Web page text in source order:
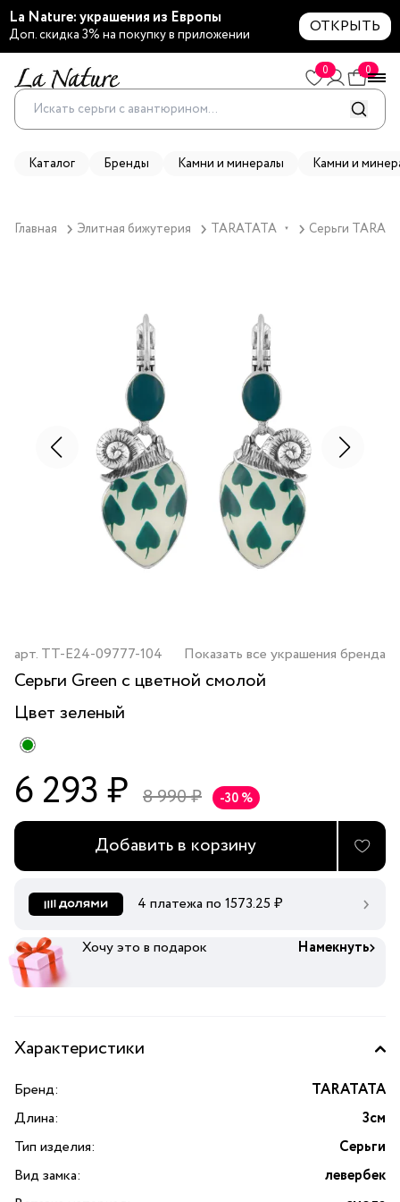
La Nature: украшения из Европы
Доп. скидка 3% на покупку в приложении ОТКРЫТЬ
0 0
Каталог Бренды Камни и минералы Камни и
Главная Элитная бижутерия TARATATA ▼ Серьги
арт. TT-E24-09777-104 Показать все украшения бренда
Серьги Green с цветной смолой
Цвет зеленый
6 293 ₽ 8 990 ₽ -30 %
Добавить в корзину
4 платежа по 1573.25 ₽
Хочу это в подарок Намекнуть
Характеристики
Бренд:
TARATATA
Длина:
3см
Тип изделия:
Серьги
Вид замка:
левербек